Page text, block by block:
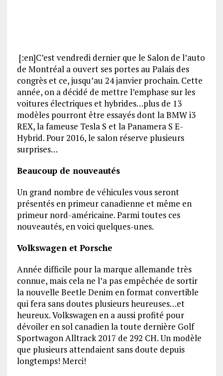
[:en]C’est vendredi dernier que le Salon de l’auto
de Montréal a ouvert ses portes au Palais des
congrès et ce, jusqu’au 24 janvier prochain. Cette
année, on a décidé de mettre l’emphase sur les
voitures électriques et hybrides…plus de 13
modèles pourront être essayés dont la BMW i3
REX, la fameuse Tesla S et la Panamera S E-
Hybrid. Pour 2016, le salon réserve plusieurs
surprises…
Beaucoup de nouveautés
Un grand nombre de véhicules vous seront
présentés en primeur canadienne et même en
primeur nord-américaine. Parmi toutes ces
nouveautés, en voici quelques-unes.
Volkswagen et Porsche
Année difficile pour la marque allemande très
connue, mais cela ne l’a pas empêchée de sortir
la nouvelle Beetle Denim en format convertible
qui fera sans doutes plusieurs heureuses…et
heureux. Volkswagen en a aussi profité pour
dévoiler en sol canadien la toute dernière Golf
Sportwagon Alltrack 2017 de 292 CH. Un modèle
que plusieurs attendaient sans doute depuis
longtemps! Merci!